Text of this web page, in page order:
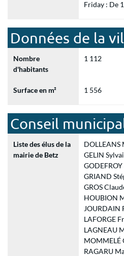
Friday : De
Données de la
Nombre
d'habitants
1 112
Surface en m² 1 556
Conseil
Liste des élus de la
mairie de Betz
DOLLEANS
GELIN
GRIAND
GROS
HOUBION
JOURDAIN
LAFORGE
LAGNEAU
MOMMELÉ
RAGARU